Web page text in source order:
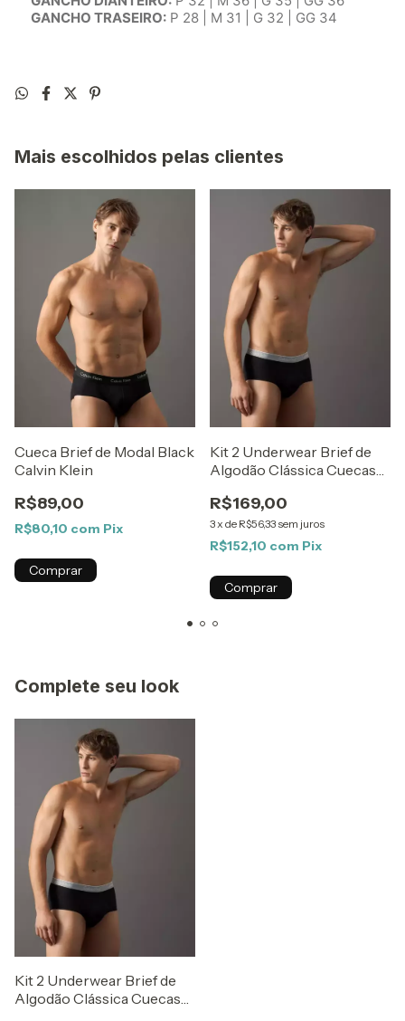
GANCHO TRASEIRO:P 28 | M 31 | G 32 | GG 34
Mais escolhidos pelas clientes
Cueca Brief de Modal Black
Calvin Klein
R$89,00
R$80,10 com Pix
Comprar
Kit 2 Underwear Brief de
Algodão Clássica Cuecas
R$169,00
3 x de R$56,33 sem juros
R$152,10 com Pix
Comprar
Complete seu look
Kit 2 Underwear Brief de
Algodão Clássica Cuecas